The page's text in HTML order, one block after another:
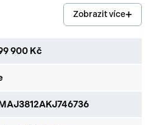
a financování. Postaráme se o
vozu obdržíte ZDARMA
protokol a prověření v
přístup. Inzerent si
Zobrazit více
900 Kč